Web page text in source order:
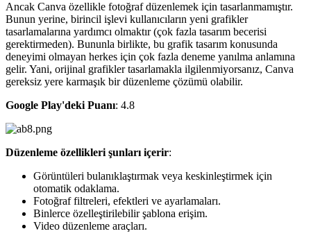
Ancak Canva özellikle fotoğraf düzenlemek için tasarlanmamıştır.
Bunun yerine, birincil işlevi kullanıcıların yeni grafikler
tasarlamalarına yardımcı olmaktır (çok fazla tasarım becerisi
gerektirmeden). Bununla birlikte, bu grafik tasarım konusunda
deneyimi olmayan herkes için çok fazla deneme yanılma anlamına
gelir. Yani, orijinal grafikler tasarlamakla ilgilenmiyorsanız, Canva
gereksiz yere karmaşık bir düzenleme çözümü olabilir.
Google Play'deki Puanı: 4.8
Düzenleme özellikleri şunları içerir:
Görüntüleri bulanıklaştırmak veya keskinleştirmek için
otomatik odaklama.
Fotoğraf filtreleri, efektleri ve ayarlamaları.
Binlerce özelleştirilebilir şablona erişim.
Video düzenleme araçları.